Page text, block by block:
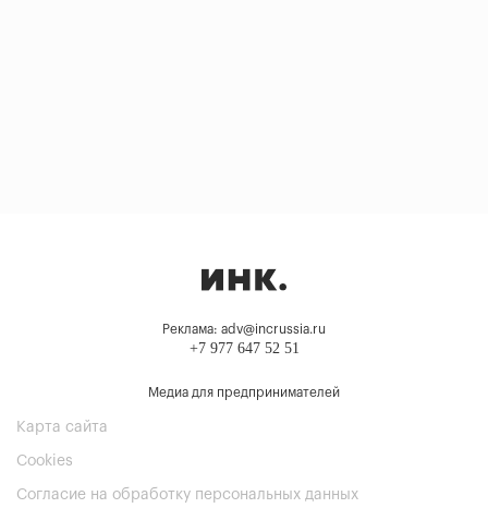
Реклама: adv@incrussia.ru
+7 977 647 52 51
Медиа для предпринимателей
Карта сайта
Cookies
Согласие на обработку персональных данных